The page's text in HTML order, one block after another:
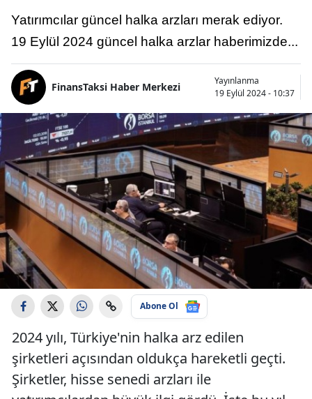
Yatırımcılar güncel halka arzları merak ediyor.
19 Eylül 2024 güncel halka arzlar haberimizde...
FinansTaksi Haber Merkezi
Yayınlanma
19 Eylül 2024 - 10:37
Abone Ol
2024 yılı, Türkiye'nin halka arz edilen
şirketleri açısından oldukça hareketli geçti.
Şirketler, hisse senedi arzları ile